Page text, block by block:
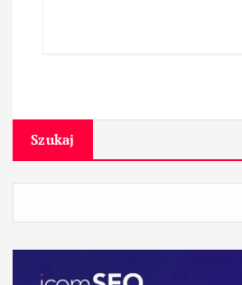
Szukaj